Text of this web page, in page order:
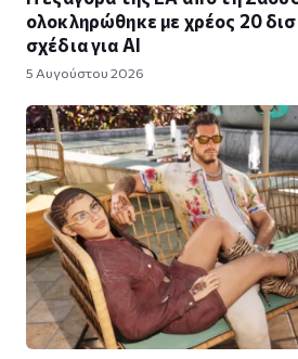
ολοκληρώθηκε με χρέος 20
σχέδια για AI
5 Αυγούστου 2026